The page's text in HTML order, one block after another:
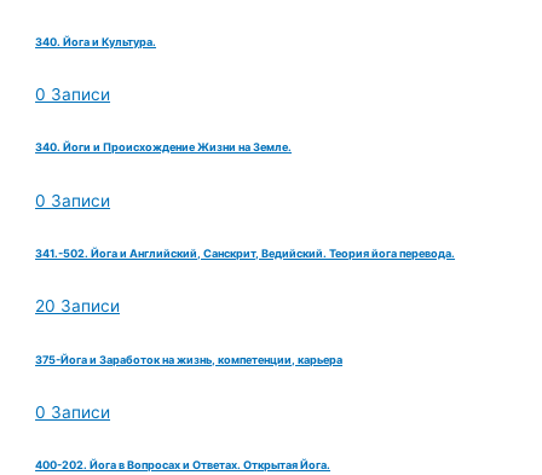
340. Йога и Культура.
0 Записи
340. Йоги и Происхождение Жизни на Земле.
0 Записи
341.-502. Йога и Английский, Санскрит, Ведийский. Теория йога перевода.
20 Записи
375-Йога и Заработок на жизнь, компетенции, карьера
0 Записи
400-202. Йога в Вопросах и Ответах. Открытая Йога.